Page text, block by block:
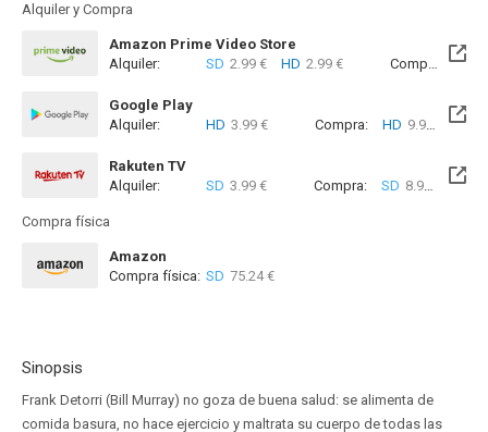
Alquiler y Compra
Amazon Prime Video Store
Alquiler:
SD 2.99 € HD 2.99 € Compra: SD
Google Play
Alquiler:
HD 3.99 € Compra: HD 9.99 €
Rakuten TV
Alquiler:
SD 3.99 € Compra: SD 8.99 €
Compra física
Amazon
Compra física: SD 75.24 €
Sinopsis
Frank Detorri (Bill Murray) no goza de buena salud: se alimenta de
comida basura, no hace ejercicio y maltrata su cuerpo de todas las